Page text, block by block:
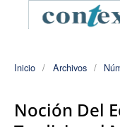
Inicio / Archivos /
Noción Del